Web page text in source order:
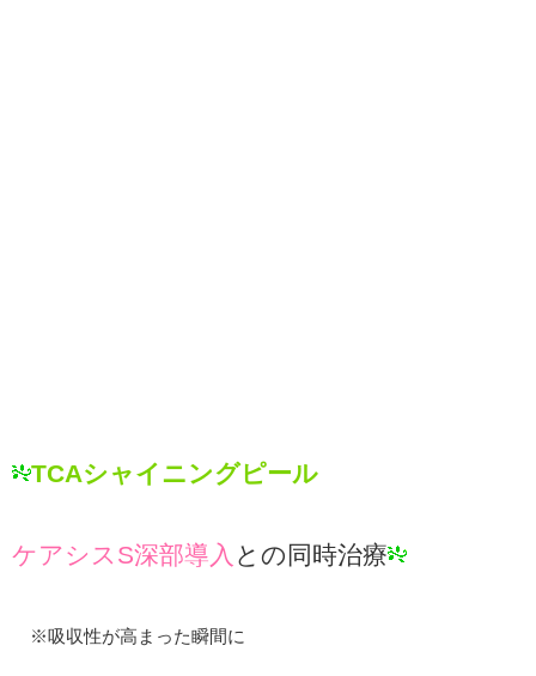
TCAシャイニングピール
ケアシスS深部導入 との同時治療
※吸収性が高まった瞬間に